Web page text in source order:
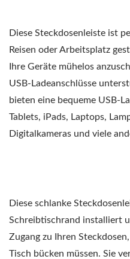
Diese Steckdosenleiste ist
Reisen oder Arbeitsplatz
Ihre Geräte mühelos
USB-Ladeanschlüsse
bieten eine bequeme USB-
Tablets, iPads, Laptops,
Digitalkameras und viele
Diese schlanke
Schreibtischrand installiert
Zugang zu Ihren
Tisch bücken müssen. Sie